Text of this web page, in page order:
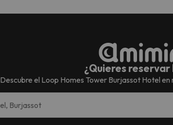
¿Quieres reservar
Descubre el Loop Homes Tower Burjassot Hotel en